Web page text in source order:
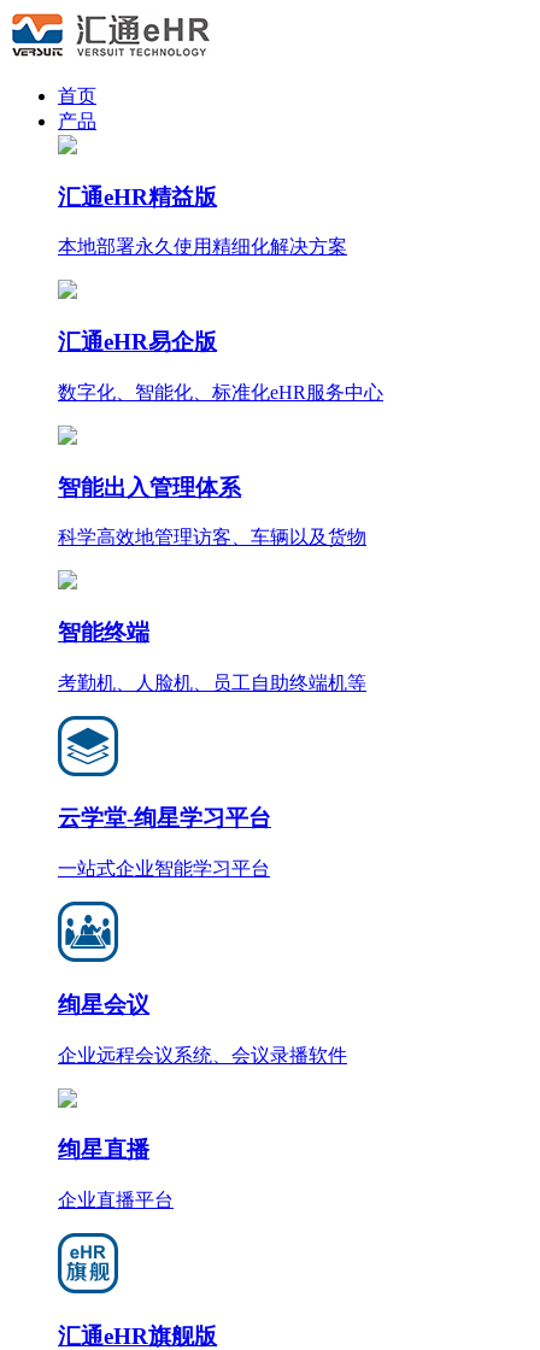
首页
产品
汇通eHR精益版
本地部署永久使用精细化解决方案
汇通eHR易企版
数字化、智能化、标准化eHR服务中心
智能出入管理体系
科学高效地管理访客、车辆以及货物
智能终端
考勤机、人脸机、员工自助终端机等
云学堂-绚星学习平台
一站式企业智能学习平台
绚星会议
企业远程会议系统、会议录播软件
绚星直播
企业直播平台
汇通eHR旗舰版